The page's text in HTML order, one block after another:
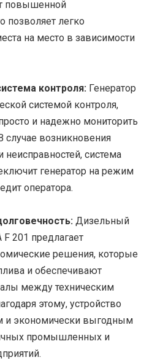
повышенной
позволяет легко
на место в зависимости
контроля: Генератор
системой контроля,
и надежно мониторить
случае возникновения
система
генератор на режим
оператора.
Дизельный
F 201 предлагает
решения, которые
и обеспечивают
между техническим
этому, устройство
и экономически выгодным
промышленных и